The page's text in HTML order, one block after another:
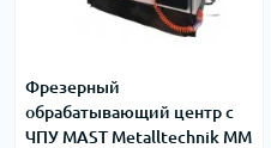
Фрезерный
обрабатывающий центр с
ЧПУ MAST Metalltechnik ММ